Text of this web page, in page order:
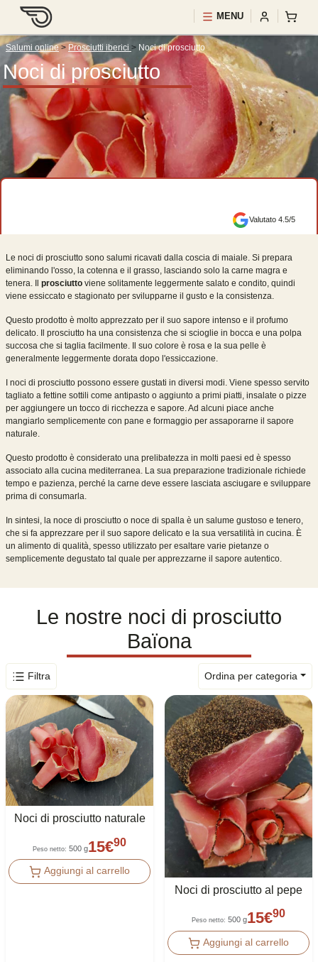
MENU
Salumi online> Prosciutti iberici > Noci di prosciutto
Noci di prosciutto
Valutato 4.5/5
Le noci di prosciutto sono salumi ricavati dalla coscia di maiale. Si prepara
eliminando l'osso, la cotenna e il grasso, lasciando solo la carne magra e
tenera. Il prosciutto viene solitamente leggermente salato e condito, quindi
viene essiccato e stagionato per svilupparne il gusto e la consistenza.
Questo prodotto è molto apprezzato per il suo sapore intenso e il profumo
delicato. Il prosciutto ha una consistenza che si scioglie in bocca e una polpa
succosa che si taglia facilmente. Il suo colore è rosa e la sua pelle è
generalmente leggermente dorata dopo l'essiccazione.
I noci di prosciutto possono essere gustati in diversi modi. Viene spesso servito
tagliato a fettine sottili come antipasto o aggiunto a primi piatti, insalate o pizze
per aggiungere un tocco di ricchezza e sapore. Ad alcuni piace anche
mangiarlo semplicemente con pane e formaggio per assaporarne il sapore
naturale.
Questo prodotto è considerato una prelibatezza in molti paesi ed è spesso
associato alla cucina mediterranea. La sua preparazione tradizionale richiede
tempo e pazienza, perché la carne deve essere lasciata asciugare e sviluppare
prima di consumarla.
In sintesi, la noce di prosciutto o noce di spalla è un salume gustoso e tenero,
che si fa apprezzare per il suo sapore delicato e la sua versatilità in cucina. È
un alimento di qualità, spesso utilizzato per esaltare varie pietanze o
semplicemente degustato tal quale per apprezzarne il sapore autentico.
Le nostre noci di prosciutto
Baïona
Filtra Ordina per categoria
Noci di prosciutto naturale
Peso netto: 500 g15€90
Aggiungi al carrello
Noci di prosciutto al pepe
Peso netto: 500 g15€90
Aggiungi al carrello